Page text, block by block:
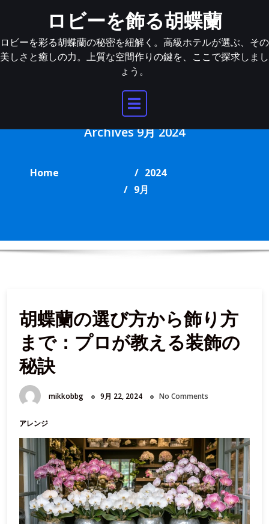
content
ロビーを飾る胡蝶蘭
ロビーを彩る胡蝶蘭の秘密を紐解く。高級ホテルが選ぶ、その
美しさと癒しの力。上質な空間作りの鍵を、ここで探求しまし
ょう。
Archives 9月 2024
Home
2024
9月
胡蝶蘭の選び方から飾り方
まで：プロが教える装飾の
秘訣
mikkobbg 9月 22, 2024 No Comments
アレンジ